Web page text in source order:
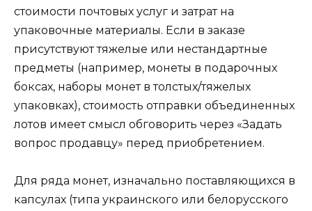
стоимости почтовых услуг и затрат на
упаковочные материалы. Если в заказе
присутствуют тяжелые или нестандартные
предметы (например, монеты в подарочных
боксах, наборы монет в толстых/тяжелых
упаковках), стоимость отправки объединенных
лотов имеет смысл обговорить через «Задать
вопрос продавцу» перед приобретением.
Для ряда монет, изначально поставляющихся в
капсулах (типа украинского или белорусского